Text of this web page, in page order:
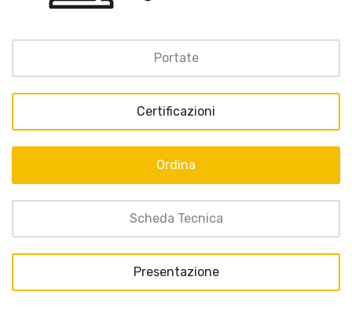
Portate
Certificazioni
Ordina
Scheda Tecnica
Presentazione